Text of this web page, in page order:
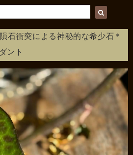
石衝突による神秘的な希少石＊
ント